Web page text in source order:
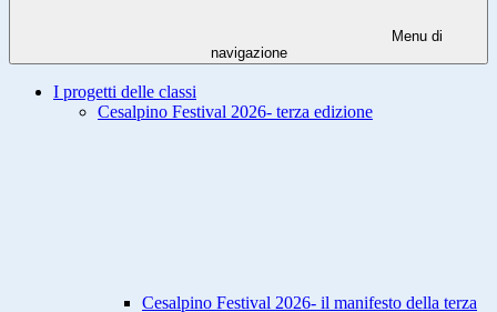
Menu di
navigazione
I progetti delle classi
Cesalpino Festival 2026- terza edizione
Cesalpino Festival 2026- il manifesto della terza